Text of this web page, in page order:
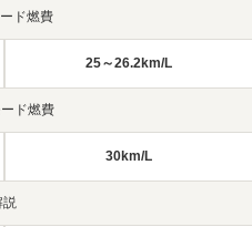
ド燃費
25～26.2km/L
ド燃費
30km/L
説